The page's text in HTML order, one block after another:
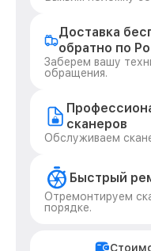
Доставка
обратно по
Заберем вашу
обращения.
сканеров
Обслуживаем
Быстрый
Отремонтируем
порядке.